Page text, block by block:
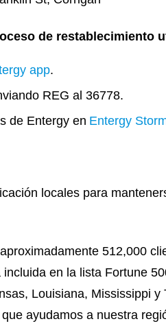
de restablecimiento
app.
REG al 36778.
de Entergy en Entergy
locales para
512,000
en la lista Fortune
Louisiana, Mississippi
ayudamos a nuestra